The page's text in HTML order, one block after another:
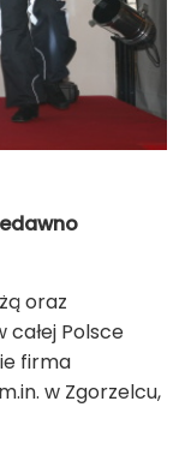
oraz
Polsce
firma
w Zgorzelcu,